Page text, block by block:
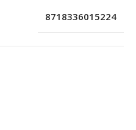
8718336015224